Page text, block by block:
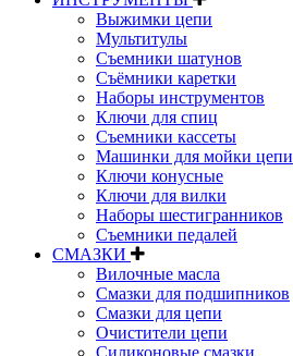
Выжимки цепи
Мультитулы
Съемники шатунов
Съёмники каретки
Наборы инструментов
Ключи для спиц
Съемники кассеты
Машинки для мойки цепи
Ключи конусные
Ключи для вилки
Наборы шестигранников
Съемники педалей
СМАЗКИ
Вилочные масла
Смазки для подшипников
Смазки для цепи
Очистители цепи
Силиконовые смазки